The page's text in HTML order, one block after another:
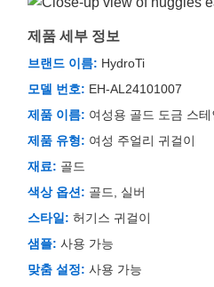
제품 세부 정보
브랜드 이름: HydroTi
모델 번호: EH-AL24101007
제품 이름: 여성용 골드 도금 스
제품 유형: 여성 주얼리 귀걸이
재료: 골드
색상 옵션: 골드, 실버
스타일: 허기스 귀걸이
샘플: 사용 가능
맞춤 설정: 사용 가능